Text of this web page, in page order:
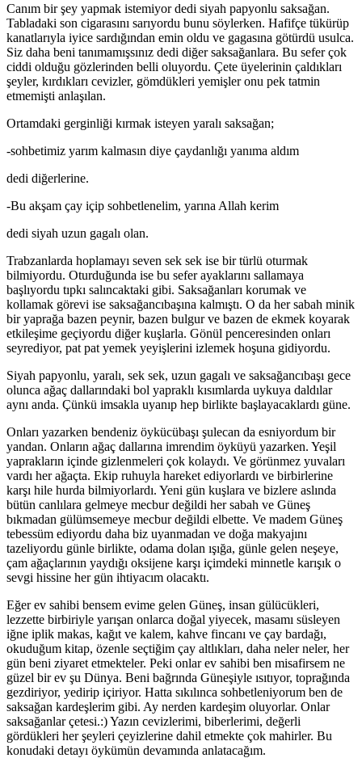
Canım bir şey yapmak istemiyor dedi siyah papyonlu saksağan.
Tabladaki son cigarasını sarıyordu bunu söylerken. Hafifçe tükürüp
kanatlarıyla iyice sardığından emin oldu ve gagasına götürdü usulca.
Siz daha beni tanımamışsınız dedi diğer saksağanlara. Bu sefer çok
ciddi olduğu gözlerinden belli oluyordu. Çete üyelerinin çaldıkları
şeyler, kırdıkları cevizler, gömdükleri yemişler onu pek tatmin
etmemişti anlaşılan.
Ortamdaki gerginliği kırmak isteyen yaralı saksağan;
-sohbetimiz yarım kalmasın diye çaydanlığı yanıma aldım
dedi diğerlerine.
-Bu akşam çay içip sohbetlenelim, yarına Allah kerim
dedi siyah uzun gagalı olan.
Trabzanlarda hoplamayı seven sek sek ise bir türlü oturmak
bilmiyordu. Oturduğunda ise bu sefer ayaklarını sallamaya
başlıyordu tıpkı salıncaktaki gibi. Saksağanları korumak ve
kollamak görevi ise saksağancıbaşına kalmıştı. O da her sabah minik
bir yaprağa bazen peynir, bazen bulgur ve bazen de ekmek koyarak
etkileşime geçiyordu diğer kuşlarla. Gönül penceresinden onları
seyrediyor, pat pat yemek yeyişlerini izlemek hoşuna gidiyordu.
Siyah papyonlu, yaralı, sek sek, uzun gagalı ve saksağancıbaşı gece
olunca ağaç dallarındaki bol yapraklı kısımlarda uykuya daldılar
aynı anda. Çünkü imsakla uyanıp hep birlikte başlayacaklardı güne.
Onları yazarken bendeniz öykücübaşı şulecan da esniyordum bir
yandan. Onların ağaç dallarına imrendim öyküyü yazarken. Yeşil
yaprakların içinde gizlenmeleri çok kolaydı. Ve görünmez yuvaları
vardı her ağaçta. Ekip ruhuyla hareket ediyorlardı ve birbirlerine
karşı hile hurda bilmiyorlardı. Yeni gün kuşlara ve bizlere aslında
bütün canlılara gelmeye mecbur değildi her sabah ve Güneş
bıkmadan gülümsemeye mecbur değildi elbette. Ve madem Güneş
tebessüm ediyordu daha biz uyanmadan ve doğa makyajını
tazeliyordu günle birlikte, odama dolan ışığa, günle gelen neşeye,
çam ağaçlarının yaydığı oksijene karşı içimdeki minnetle karışık o
sevgi hissine her gün ihtiyacım olacaktı.
Eğer ev sahibi bensem evime gelen Güneş, insan gülücükleri,
lezzette birbiriyle yarışan onlarca doğal yiyecek, masamı süsleyen
iğne iplik makas, kağıt ve kalem, kahve fincanı ve çay bardağı,
okuduğum kitap, özenle seçtiğim çay altlıkları, daha neler neler, her
gün beni ziyaret etmekteler. Peki onlar ev sahibi ben misafirsem ne
güzel bir ev şu Dünya. Beni bağrında Güneşiyle ısıtıyor, toprağında
gezdiriyor, yedirip içiriyor. Hatta sıkılınca sohbetleniyorum ben de
saksağan kardeşlerim gibi. Ay nerden kardeşim oluyorlar. Onlar
saksağanlar çetesi.:) Yazın cevizlerimi, biberlerimi, değerli
gördükleri her şeyleri çeyizlerine dahil etmekte çok mahirler. Bu
konudaki detayı öykümün devamında anlatacağım.